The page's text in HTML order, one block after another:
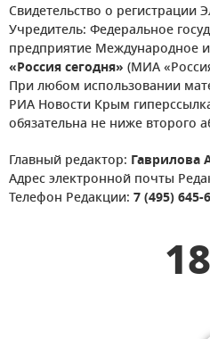
Свидетельство о регистрации
Учредитель: Федеральное
предприятие Международное
«Россия сегодня» (МИА
При любом использовании
РИА Новости Крым
обязательна не ниже второго
Главный редактор: Гаврилова
Адрес электронной почты
Телефон Редакции: 7 (495) 645-